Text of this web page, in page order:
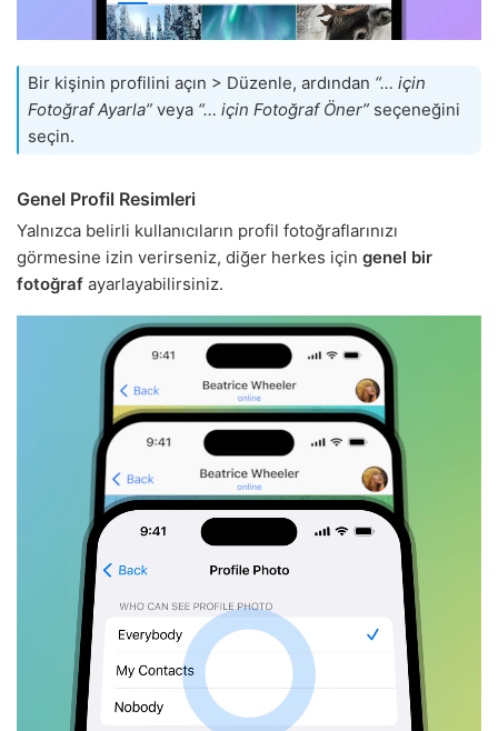
Bir kişinin profilini açın > Düzenle, ardından “… için
Fotoğraf Ayarla” veya “… için Fotoğraf Öner” seçeneğini
seçin.
Genel Profil Resimleri
Yalnızca belirli kullanıcıların profil fotoğraflarınızı
görmesine izin verirseniz, diğer herkes için genel bir
fotoğraf ayarlayabilirsiniz.